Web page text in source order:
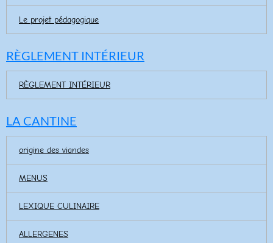
Le projet pédagogique
RÈGLEMENT INTÉRIEUR
RÈGLEMENT INTÉRIEUR
LA CANTINE
origine des viandes
MENUS
LEXIQUE CULINAIRE
ALLERGENES